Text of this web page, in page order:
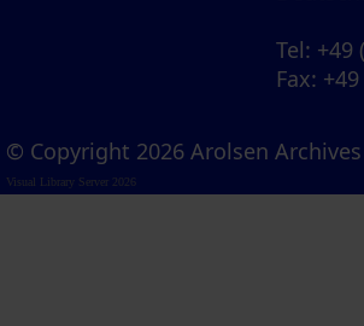
Tel: +49
Fax:
© Copyright 2026 Arolsen Archives
Visual Library Server 2026